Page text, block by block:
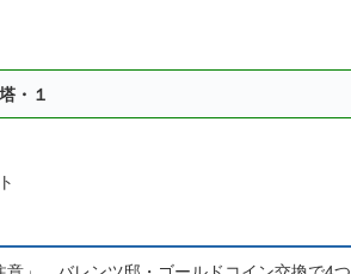
・１